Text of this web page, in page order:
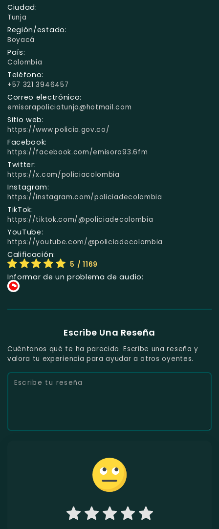
Ciudad:
Tunja
Región/estado:
Boyacá
País:
Colombia
Teléfono:
+57 321 3946457
Correo electrónico:
emisorapoliciatunja@hotmail.com
Sitio web:
https://www.policia.gov.co/
Facebook:
https://facebook.com/emisora93.6fm
Twitter:
https://x.com/policiacolombia
Instagram:
https://instagram.com/policiadecolombia
TikTok:
https://tiktok.com/@policiadecolombia
YouTube:
https://youtube.com/@policiadecolombia
Calificación:
5 / 1169
Informar de un problema de audio:
Escribe Una Reseña
Cuéntanos qué te ha parecido. Escribe una reseña y
valora tu experiencia para ayudar a otros oyentes.